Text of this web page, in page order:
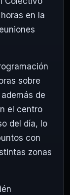
en la
sobre
de
el centro
del día, lo
con
zonas